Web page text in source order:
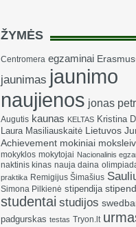
ŽYMĖS
Centromera egzaminai
jaunimas jaunimo
naujienos jonas
Augutis kaunas KELTAS Kristina
Laura Masiliauskaitė Lietuvos
Achievement mokiniai
mokyklos mokytojai Nacionalinis
naktinis kinas nauja daina
praktika Remigijus Šimašius
Simona Pilkienė stipendija
studentai studijos
padgurskas testas Tryon.lt